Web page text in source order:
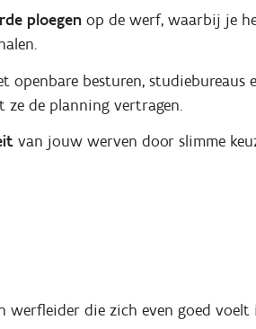
ploegenop de werf, waarbij je
openbare besturen, studiebureaus
ze de planning vertragen.
van jouw werven door slimme
werfleider die zich even goed